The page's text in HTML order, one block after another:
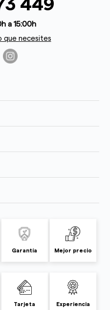
449
a 15:00h
que necesites
Garantía Mejor precio
Tarjeta Experiencia